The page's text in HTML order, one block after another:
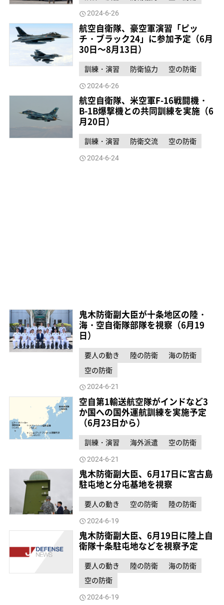
2024-6-26
航空自衛隊、豪空軍演習「ピッ
チ・ブラック24」に参加予定（6月
30日～8月13日）
訓練・演習 防衛協力 空の防衛
2024-6-26
航空自衛隊、米空軍F-16戦闘機・
B-1B爆撃機との共同訓練を実施（6
月20日）
訓練・演習 防衛交流 空の防衛
2024-6-24
鬼木防衛副大臣が十条地区の陸・
海・空自衛隊部隊を視察（6月19
日）
要人の動き 陸の防衛
海の防衛
空の防衛
2024-6-21
空自第1輸送航空隊がインドなど3
か国への国外運航訓練を実施予定
（6月23日から）
訓練・演習 海外派遣 空の防衛
2024-6-21
鬼木防衛副大臣、6月17日に宮古島
駐屯地と分屯基地を視察
要人の動き 空の防衛 陸の防衛
2024-6-19
鬼木防衛副大臣、6月19日に陸上自
衛隊十条駐屯地などを視察予定
要人の動き 陸の防衛
海の防衛
空の防衛
2024-6-19